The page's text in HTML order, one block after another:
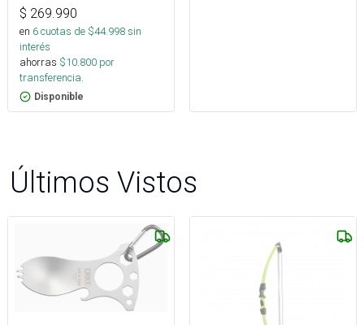
$ 269.990
en 6cuotas de $44.998sin
interés
ahorras $10.800 por
transferencia.
Disponible
Últimos Vistos